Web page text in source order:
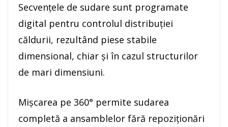
Secvențele de sudare sunt programate
digital pentru controlul distribuției
căldurii, rezultând piese stabile
dimensional, chiar și în cazul structurilor
de mari dimensiuni.
Mișcarea pe 360° permite sudarea
completă a ansamblelor fără repoziționări